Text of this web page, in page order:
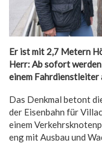
Er ist mit 2,7 Metern
Herr: Ab sofort
einem Fahr­dienstleiter
Das Denkmal betont
der Eisen­bahn für
einem
eng mit Ausbau und